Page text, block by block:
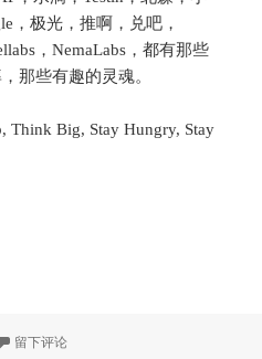
，极光，推啊，兑吧，
，NemaLabs，都有那些
那些有趣的灵魂。
Think Big, Stay Hungry, Stay
于Shape the world to come
留下评论